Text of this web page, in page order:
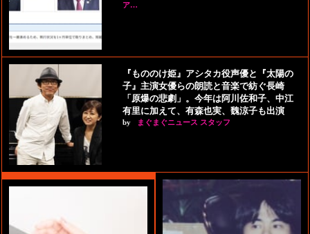
ア…
『もののけ姫』アシタカ役声優と『太陽の
子』主演女優らの朗読と音楽で紡ぐ長崎
「原爆の悲劇」。今年は阿川佐和子、中江
有里に加えて、有森也実、魏涼子も出演
by まぐまぐニュース スタッフ